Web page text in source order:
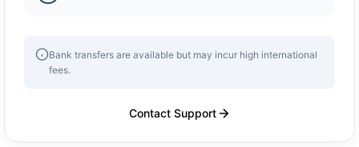
Bank transfers are available but may incur high international
fees.
Contact Support